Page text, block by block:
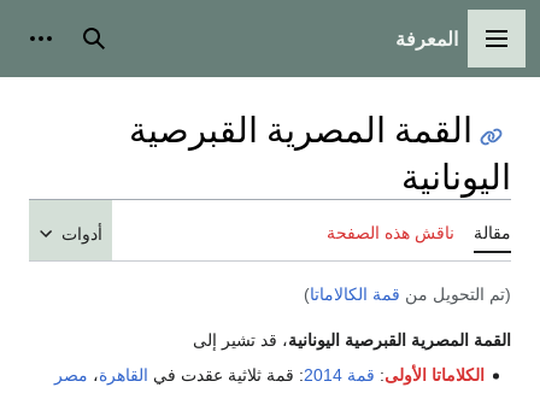
القائمة الرئيسية
المعرفة بحث
القمة المصرية القبرصية
اليونانية
مقالة ناقش هذه الصفحة أدوات
(تم التحويل من قمة الكالاماتا)
القمة المصرية القبرصية اليونانية، قد تشير إلى
الكلاماتا الأولى: قمة 2014 : قمة ثلاثية عقدت في القاهرة، مصر